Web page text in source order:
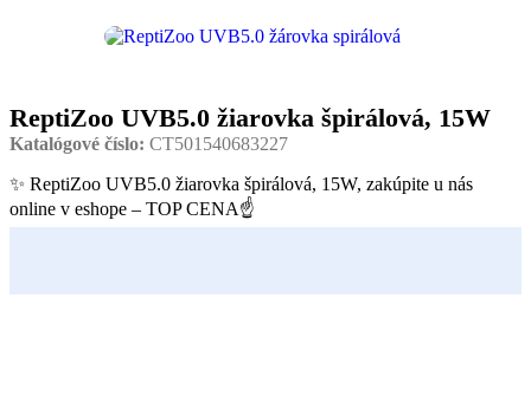
ReptiZoo UVB5.0 žiarovka špirálová, 15W
Katalógové číslo: CT501540683227
✨ ReptiZoo UVB5.0 žiarovka špirálová, 15W, zakúpite u nás
online v eshope – TOP CENA☝